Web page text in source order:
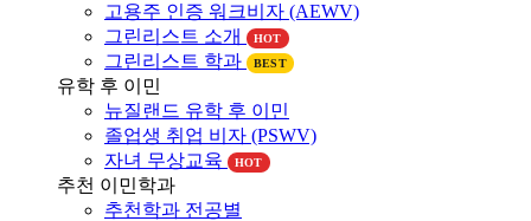
그린리스트 소개
HOT
그린리스트 학과 BEST
유학 후 이민
뉴질랜드 유학 후 이민
졸업생 취업 비자 (PSWV)
자녀 무상교육
HOT
추천 이민학과
추천학과 전공별
사립대학 학교별